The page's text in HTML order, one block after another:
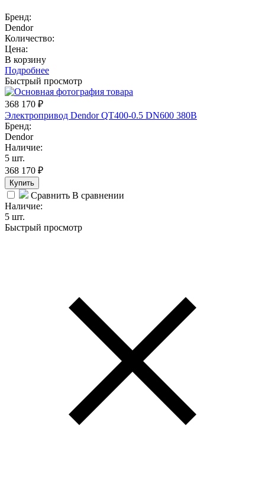
Бренд:
Dendor
Количество:
Цена:
В корзину
Подробнее
Быстрый просмотр
368 170 ₽
Электропривод Dendor QT400-0.5 DN600 380В
Бренд:
Dendor
Наличие:
5 шт.
368 170 ₽
Купить
Сравнить В сравнении
Наличие:
5 шт.
Быстрый просмотр